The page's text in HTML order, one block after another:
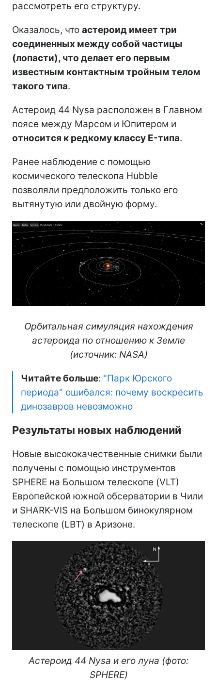
рассмотреть его структуру.
Оказалось, что астероид имеет три
соединенных между собой частицы
(лопасти), что делает его первым
известным контактным тройным телом
такого типа.
Астероид 44 Nysa расположен в Главном
поясе между Марсом и Юпитером и
относится к редкому классу E-типа.
Ранее наблюдение с помощью
космического телескопа Hubble
позволяли предположить только его
вытянутую или двойную форму.
Орбитальная симуляция нахождения
астероида по отношению к Земле
(источник: NASA)
Читайте больше: "Парк Юрского
периода" ошибался: почему воскресить
динозавров невозможно
Результаты новых наблюдений
Новые высококачественные снимки были
получены с помощью инструментов
SPHERE на Большом телескопе (VLT)
Европейской южной обсерватории в Чили
и SHARK-VIS на Большом бинокулярном
телескопе (LBT) в Аризоне.
Астероид 44 Nysa и его луна (фото:
SPHERE)